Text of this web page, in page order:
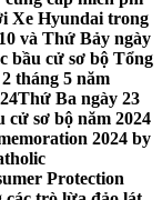
Xe Hyundai trong
và Thứ Bảy ngày
bầu cử sơ bộ Tổng
tháng 5 năm
Thứ Ba ngày 23
cử sơ bộ năm 2024
2024 by
Protection